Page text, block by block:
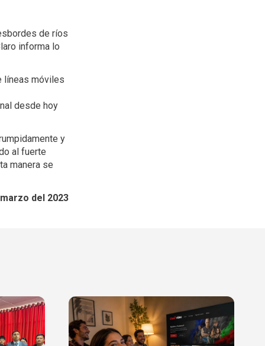
de ríos
informa lo
líneas móviles
desde hoy
y
al fuerte
manera se
del 2023